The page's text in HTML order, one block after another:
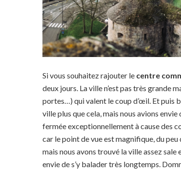
Si vous souhaitez rajouter le centre
deux jours. La ville n’est pas très grande
portes…) qui valent le coup d’œil. Et puis
ville plus que cela, mais nous avions
fermée exceptionnellement à cause des
car le point de vue est magnifique, du peu
mais nous avons trouvé la ville assez
envie de s’y balader très longtemps.